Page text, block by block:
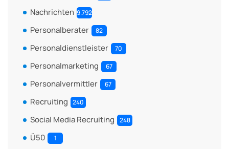
Nachrichten 9.792
Personalberater 82
Personaldienstleister 70
Personalmarketing 67
Personalvermittler 67
Recruiting 240
Social Media Recruiting 248
Ü50 1